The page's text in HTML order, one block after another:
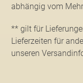
abhängig vom
** gilt für
Lieferzeiten für
unseren